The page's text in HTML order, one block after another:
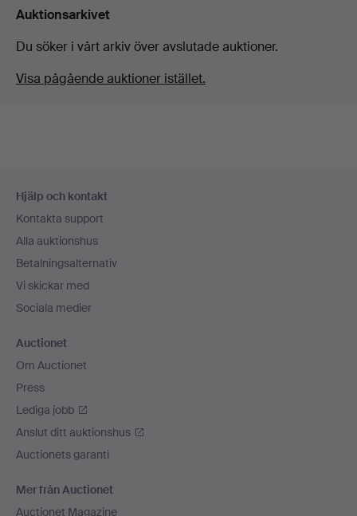
Auktionsarkivet
Du söker i vårt arkiv över avslutade auktioner.
Visa pågående auktioner istället.
Hjälp och kontakt
Kontakta support
Alla auktionshus
Betalningsalternativ
Vi skickar med
Sociala medier
Auctionet
Om Auctionet
Press
Lediga jobb
Anslut ditt auktionshus
Auctionets garanti
Mer från Auctionet
Auctionet Magazine